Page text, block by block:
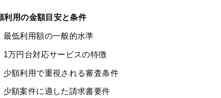
利用の金額目安と条件
最低利用額の一般的水準
1万円台対応サービスの特徴
少額利用で重視される審査条件
少額案件に適した請求書要件